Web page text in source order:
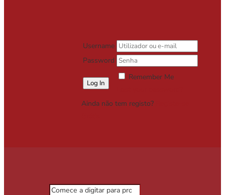
Username
Password
Remember Me
Ainda não tem registo?